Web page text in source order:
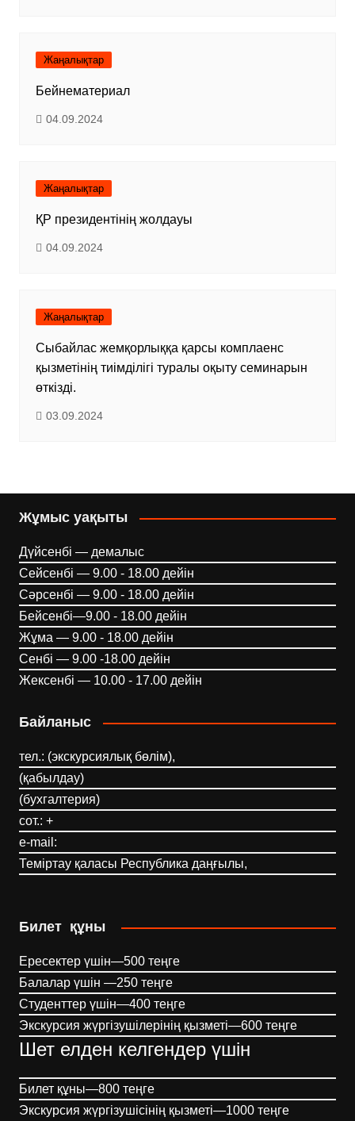
Жаңалықтар
Бейнематериал
04.09.2024
Жаңалықтар
ҚР президентінің жолдауы
04.09.2024
Жаңалықтар
Сыбайлас жемқорлыққа қарсы комплаенс
қызметінің тиімділігі туралы оқыту семинарын
өткізді.
03.09.2024
Жұмыс уақыты
Дүйсенбі — демалыс
Сейсенбі — 9.00 - 18.00 дейін
Сәрсенбі — 9.00 - 18.00 дейін
Бейсенбі—9.00 - 18.00 дейін
Жұма — 9.00 - 18.00 дейін
Сенбі — 9.00 -18.00 дейін
Жексенбі — 10.00 - 17.00 дейін
Байланыс
тел.: (экскурсиялық бөлім),
(қабылдау)
(бухгалтерия)
сот.: +
e-mail:
Теміртау қаласы Республика даңғылы,
Билет құны
Ересектер үшін—500 теңге
Балалар үшін —250 теңге
Студенттер үшін—400 теңге
Экскурсия жүргізушілерінің қызметі—600 теңге
Шет елден келгендер үшін
Билет құны—800 теңге
Экскурсия жүргізушісінің қызметі—1000 теңге